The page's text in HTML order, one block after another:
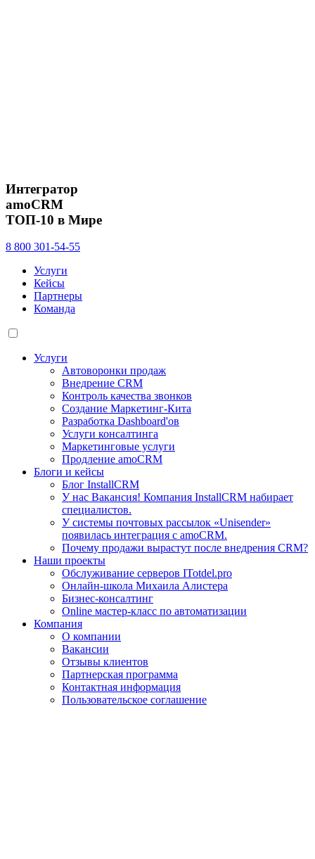
Интегратор
amoCRM
ТОП-10 в Мире
8 800 301-54-55
Услуги
Кейсы
Партнеры
Команда
Услуги
Автоворонки продаж
Внедрение CRM
Контроль качества звонков
Создание Маркетинг-Кита
Разработка Dashboard'ов
Услуги консалтинга
Маркетинговые услуги
Продление amoCRM
Блоги и кейсы
Блог InstallCRM
У нас Вакансия! Компания InstallCRM набирает
специалистов.
У системы почтовых рассылок «Unisender»
появилась интеграция с amoCRM.
Почему продажи вырастут после внедрения CRM?
Наши проекты
Обслуживание серверов ITotdel.pro
Онлайн-школа Михаила Алистера
Бизнес-консалтинг
Online мастер-класс по автоматизации
Компания
О компании
Вакансии
Отзывы клиентов
Партнерская программа
Контактная информация
Пользовательское соглашение